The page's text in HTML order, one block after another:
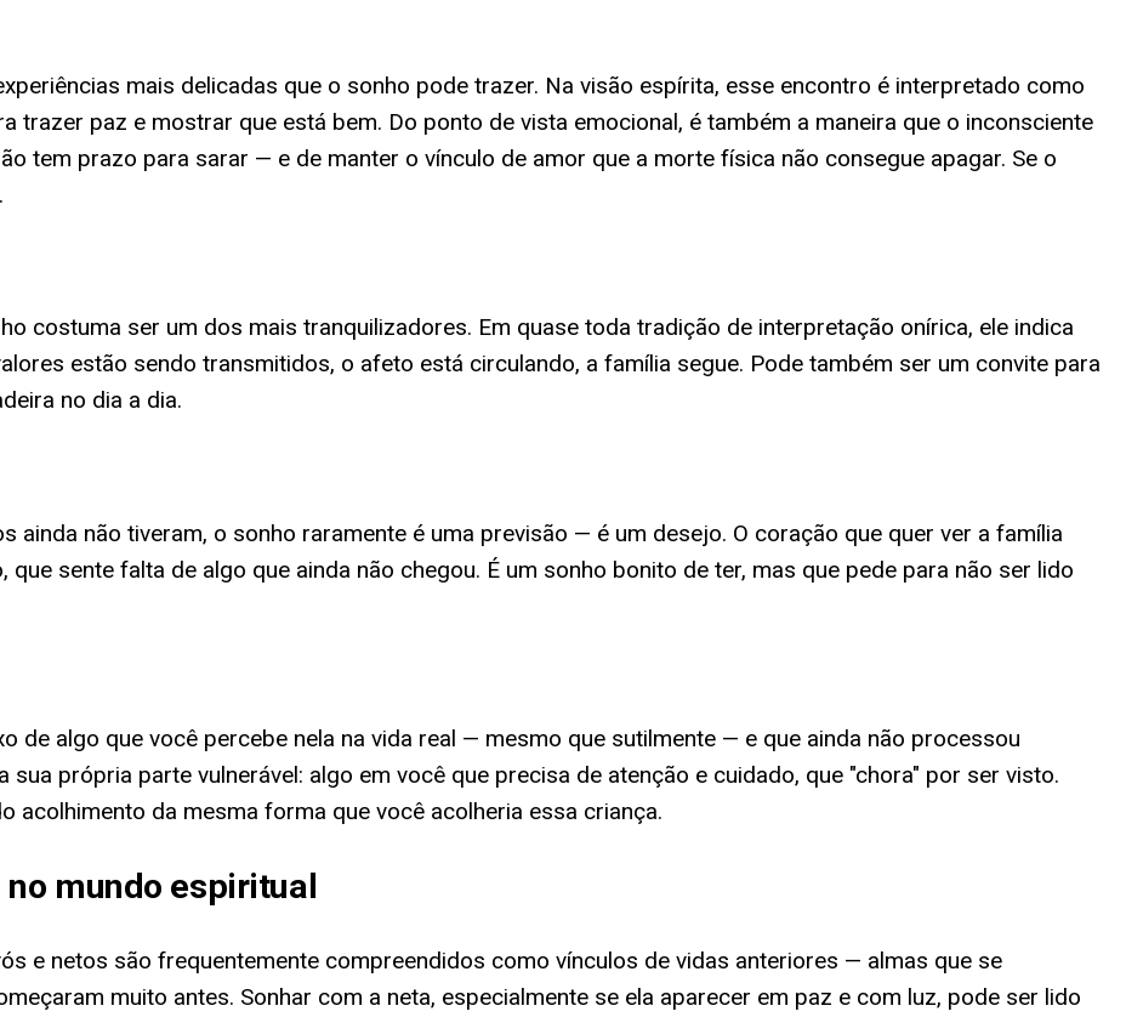
mais delicadas que o sonho pode trazer. Na visão espírita, esse encontro é interpretado como
trazer paz e mostrar que está bem. Do ponto de vista emocional, é também a maneira que o inconsciente
tem prazo para sarar — e de manter o vínculo de amor que a morte física não consegue apagar. Se o
costuma ser um dos mais tranquilizadores. Em quase toda tradição de interpretação onírica, ele indica
estão sendo transmitidos, o afeto está circulando, a família segue. Pode também ser um convite para
no dia a dia.
ainda não tiveram, o sonho raramente é uma previsão — é um desejo. O coração que quer ver a família
sente falta de algo que ainda não chegou. É um sonho bonito de ter, mas que pede para não ser lido
de algo que você percebe nela na vida real — mesmo que sutilmente — e que ainda não processou
própria parte vulnerável: algo em você que precisa de atenção e cuidado, que "chora" por ser visto.
acolhimento da mesma forma que você acolheria essa criança.
mundo espiritual
e netos são frequentemente compreendidos como vínculos de vidas anteriores — almas que se
muito antes. Sonhar com a neta, especialmente se ela aparecer em paz e com luz, pode ser lido